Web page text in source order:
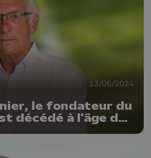
13/06/2024
le fondateur du
décédé à l'âge de